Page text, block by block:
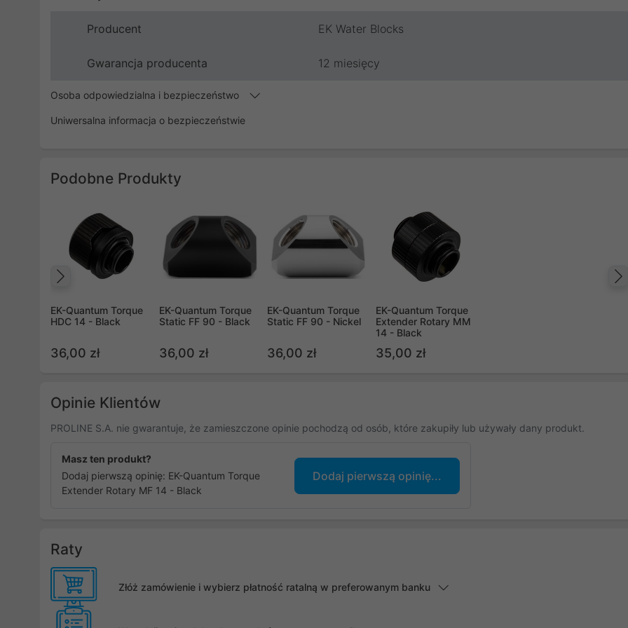
Producent EK Water Blocks
Gwarancja producenta 12 miesięcy
Osoba odpowiedzialna i bezpieczeństwo
Uniwersalna informacja o bezpieczeństwie
Podobne Produkty
EK-Quantum Torque
HDC 14 - Black
36,00 zł
EK-Quantum Torque
Static FF 90 - Black
36,00 zł
EK-Quantum Torque
Static FF 90 - Nickel
36,00 zł
EK-Quantum Torque
Extender Rotary MM
14 - Black
35,00 zł
Opinie Klientów
PROLINE S.A. nie gwarantuje, że zamieszczone opinie pochodzą od osób, które zakupiły lub używały dany produkt.
Masz ten produkt?
Dodaj pierwszą opinię: EK-Quantum Torque
Extender Rotary MF 14 - Black
Dodaj pierwszą opinię...
Raty
Złóż zamówienie i wybierz płatność ratalną w preferowanym banku